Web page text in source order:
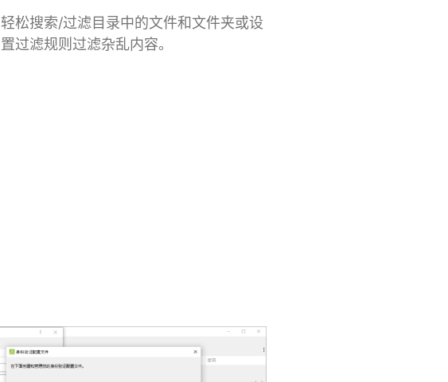
轻松搜索/过滤目录中的文件和文件夹或设
置过滤规则过滤杂乱内容。